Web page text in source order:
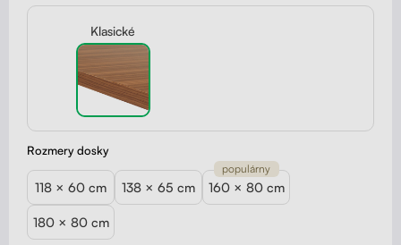
OpierkyKlasické
Rozmery dosky
118 × 60 cm 138 × 65 cm 160 × 80 cm
populárny
180 × 80 cm